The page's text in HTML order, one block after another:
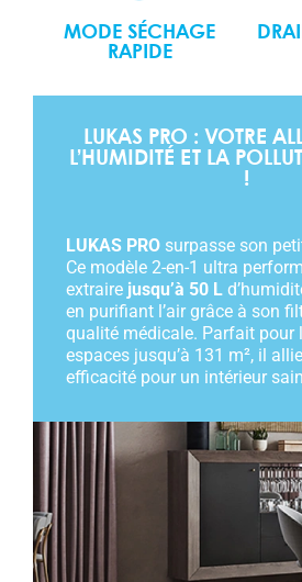
MODE SÉCHAGE
RAPIDE
LUKAS PRO : VOTRE
L’HUMIDITÉ ET LA
!
LUKAS PRO surpasse son
Ce modèle 2-en-1 ultra
extraire jusqu’à 50 L
en purifiant l’air grâce à son
qualité médicale. Parfait pour
espaces jusqu’à 131 m², il
efficacité pour un intérieur